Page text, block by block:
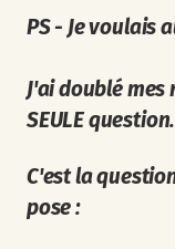
PS - Je voulais
J'ai doublé mes
SEULE question.
C'est la
pose :